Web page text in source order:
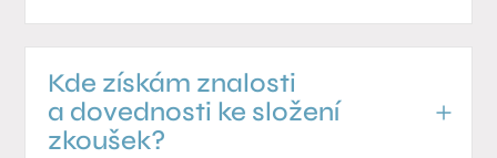
Kde získám znalosti
a dovednosti ke složení
zkoušek?